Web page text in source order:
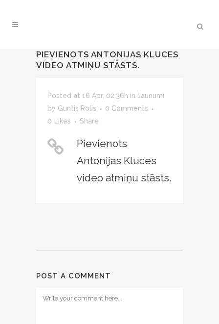
PIEVIENOTS ANTONIJAS KLUCES
VIDEO ATMIŅU STĀSTS.
Posted at 16 Apr, 02:36h in Jaunumi
by Guntis Rolis
0 Comments
0
Likes Share
Pievienots
Antonijas Kluces
video atmiņu stāsts.
POST A COMMENT